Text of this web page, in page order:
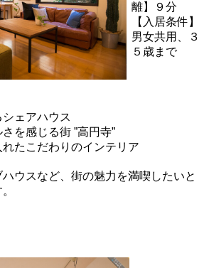
離】９分
【入居条件】
男女共用、３
５歳まで
ェアハウス
を感じる街 ”高円寺”
たこだわりのインテリア
ウスなど、街の魅力を満喫したいと